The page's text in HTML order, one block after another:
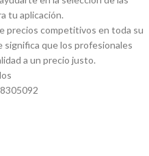
tu aplicación.
precios competitivos en toda su
significa que los profesionales
a un precio justo.